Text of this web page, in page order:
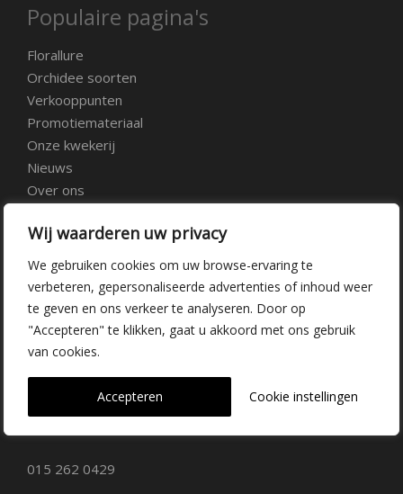
Wij waarderen uw privacy
We gebruiken cookies om uw browse-ervaring te
verbeteren, gepersonaliseerde advertenties of inhoud weer
te geven en ons verkeer te analyseren. Door op
"Accepteren" te klikken, gaat u akkoord met ons gebruik
van cookies.
Cookie instellingen
Accepteren
Populaire pagina's
Florallure
Orchidee soorten
Verkooppunten
Promotiemateriaal
Onze kwekerij
Nieuws
Over ons
Vacatures
Contact
Kwekerij Delfgauw
Vrederustlaan 10
2645 AW Delfgauw
015 262 0429